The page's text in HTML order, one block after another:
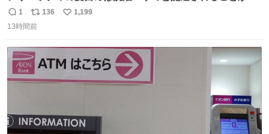
いですが、もっと小さいプラスチックのクリップです。 バ
ネは使いやすいように強度を調整してあるはず。
返
信
1
リ
ポ
ト
数
136
い
1,199
13時間前